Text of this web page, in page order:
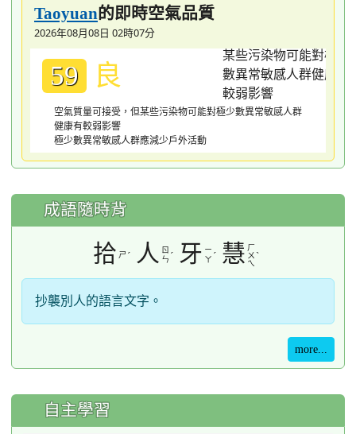
Taoyuan的即時空氣品質
2026年08月08日 02時07分
59 良
空氣質量可接受，但某些污染物可能對極少數異常敏感人群
健康有較弱影響
極少數異常敏感人群應減少戶外活動
成語隨時背
拾 ㄕ ˊ 人
ㄖ
ㄣ ˊ 牙 ㄧ
ㄚ ˊ 慧 ㄏ
ㄨ
ㄟ
ˋ
抄襲別人的語言文字。
more...
自主學習